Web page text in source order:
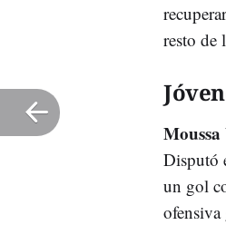
resto de
Moussa
Disputó
un gol
ofensiva